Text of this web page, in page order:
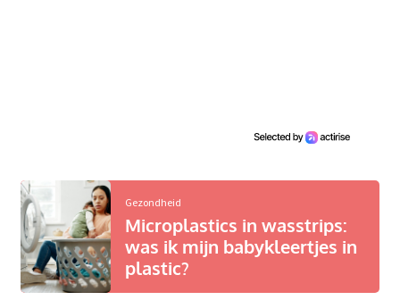
Gezondheid
Microplastics in wasstrips:
was ik mijn babykleertjes in
plastic?